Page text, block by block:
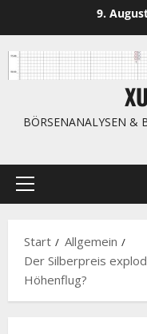
springen
9.
BÖRSENANALYSEN &
Primäres
Start
Allgemein
Der Silberpreis
Höhenflug?